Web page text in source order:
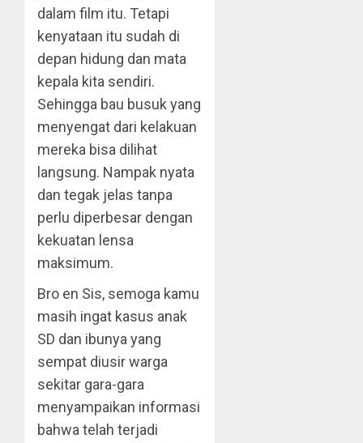
dalam film itu. Tetapi
kenyataan itu sudah di
depan hidung dan mata
kepala kita sendiri.
Sehingga bau busuk yang
menyengat dari kelakuan
mereka bisa dilihat
langsung. Nampak nyata
dan tegak jelas tanpa
perlu diperbesar dengan
kekuatan lensa
maksimum.
Bro en Sis, semoga kamu
masih ingat kasus anak
SD dan ibunya yang
sempat diusir warga
sekitar gara-gara
menyampaikan informasi
bahwa telah terjadi